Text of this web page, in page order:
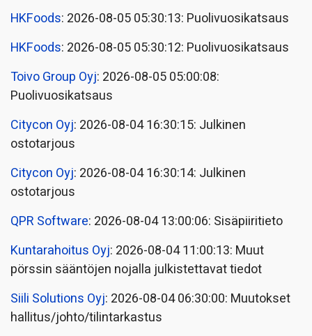
HKFoods: 2026-08-05 05:30:13: Puolivuosikatsaus
HKFoods: 2026-08-05 05:30:12: Puolivuosikatsaus
Toivo Group Oyj: 2026-08-05 05:00:08:
Puolivuosikatsaus
Citycon Oyj: 2026-08-04 16:30:15: Julkinen
ostotarjous
Citycon Oyj: 2026-08-04 16:30:14: Julkinen
ostotarjous
QPR Software: 2026-08-04 13:00:06: Sisäpiiritieto
Kuntarahoitus Oyj: 2026-08-04 11:00:13: Muut
pörssin sääntöjen nojalla julkistettavat tiedot
Siili Solutions Oyj: 2026-08-04 06:30:00: Muutokset
hallitus/johto/tilintarkastus